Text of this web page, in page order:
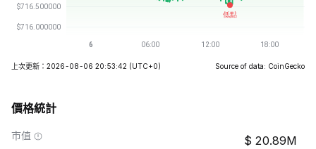
上次更新：2026-08-06 20:53:42 (UTC+0) Source of data: CoinGecko
價格統計
市值 20.89M